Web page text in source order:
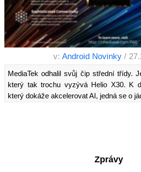
v: Android Novinky /
MediaTek odhalil svůj čip střední třídy.
který tak trochu vyzývá Helio X30. K
který dokáže akcelerovat AI, jedná se o
Zprávy